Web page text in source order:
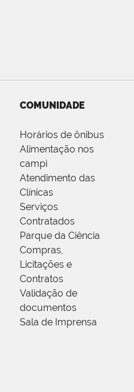
COMUNIDADE
Horários de ônibus
Alimentação nos
campi
Atendimento das
Clínicas
Serviços
Contratados
Parque da Ciência
Compras,
Licitações e
Contratos
Validação de
documentos
Sala de Imprensa